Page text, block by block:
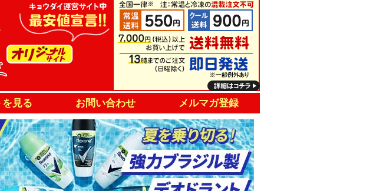
見る お問い合わせ メルマガ登録